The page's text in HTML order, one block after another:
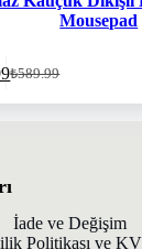
Mousepad
₺589.99
İade ve Değişim
Politikası ve